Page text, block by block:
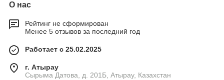
О нас
Рейтинг не сформирован
Менее 5 отзывов за последний год
Работает с 25.02.2025
г. Атырау
Сырыма Датова, д. 201Б, Атырау, Казахстан